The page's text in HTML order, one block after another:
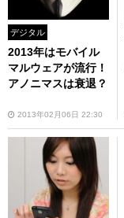
デジタル
2013年はモバイル
マルウェアが流行！
アノニマスは衰退？
2013年02月06日 22:30